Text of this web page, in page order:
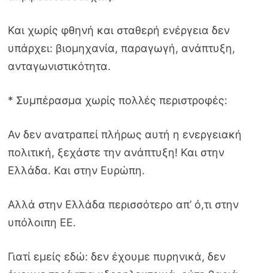
Και χωρίς φθηνή και σταθερή ενέργεια δεν
υπάρχει: βιομηχανία, παραγωγή, ανάπτυξη,
ανταγωνιστικότητα.
* Συμπέρασμα χωρίς πολλές περιστροφές:
Αν δεν ανατραπεί πλήρως αυτή η ενεργειακή
πολιτική, ξεχάστε την ανάπτυξη! Και στην
Ελλάδα. Και στην Ευρώπη.
Αλλά στην Ελλάδα περισσότερο απ’ ό,τι στην
υπόλοιπη ΕΕ.
Γιατί εμείς εδώ: δεν έχουμε πυρηνικά, δεν